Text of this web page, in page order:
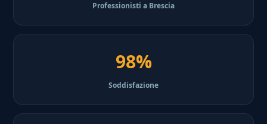
Professionisti a Brescia
98%
Soddisfazione